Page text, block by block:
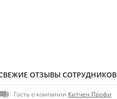
ОТЗЫВЫ СОТРУДНИКОВ
Гость о компании Китчен Профи